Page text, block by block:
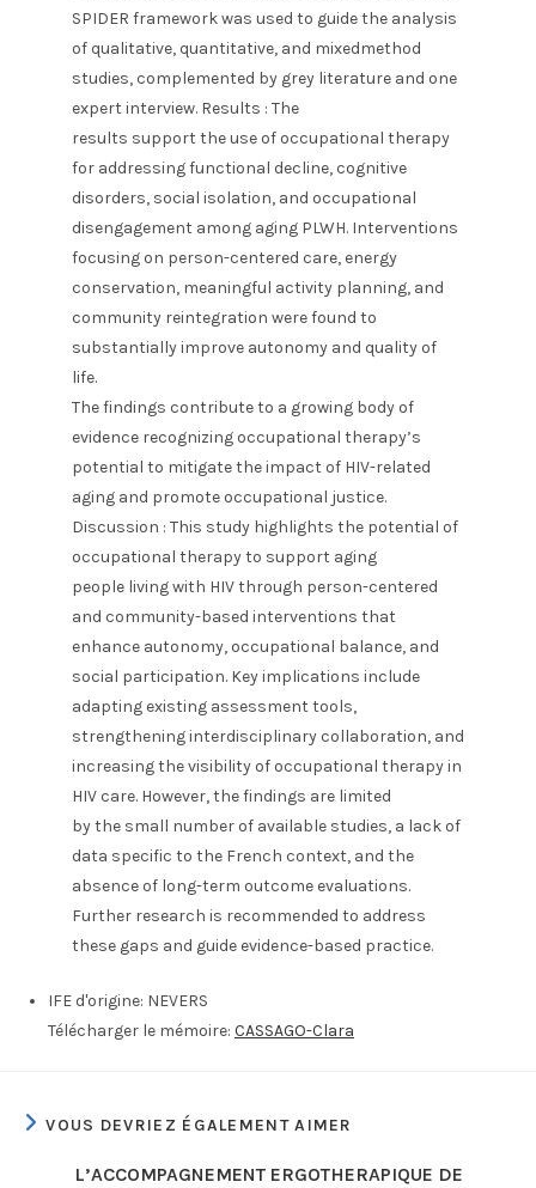
SPIDER framework was used to guide the analysis
of qualitative, quantitative, and mixedmethod
studies, complemented by grey literature and one
expert interview. Results : The
results support the use of occupational therapy
for addressing functional decline, cognitive
disorders, social isolation, and occupational
disengagement among aging PLWH. Interventions
focusing on person-centered care, energy
conservation, meaningful activity planning, and
community reintegration were found to
substantially improve autonomy and quality of
life.
The findings contribute to a growing body of
evidence recognizing occupational therapy’s
potential to mitigate the impact of HIV-related
aging and promote occupational justice.
Discussion : This study highlights the potential of
occupational therapy to support aging
people living with HIV through person-centered
and community-based interventions that
enhance autonomy, occupational balance, and
social participation. Key implications include
adapting existing assessment tools,
strengthening interdisciplinary collaboration, and
increasing the visibility of occupational therapy in
HIV care. However, the findings are limited
by the small number of available studies, a lack of
data specific to the French context, and the
absence of long-term outcome evaluations.
Further research is recommended to address
these gaps and guide evidence-based practice.
IFE d'origine: NEVERS
Télécharger le mémoire: CASSAGO-Clara
VOUS DEVRIEZ ÉGALEMENT AIMER
L’ACCOMPAGNEMENT ERGOTHERAPIQUE DE